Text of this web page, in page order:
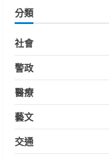
分類
社會
警政
醫療
藝文
交通